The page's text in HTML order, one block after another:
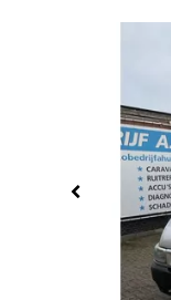
Previous